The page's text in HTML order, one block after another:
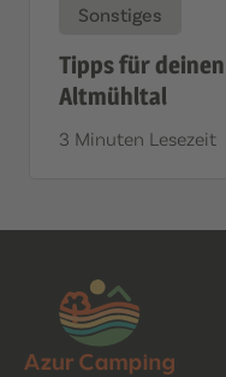
Sonstiges
Tipps für
Altmühltal
3 Minuten Lesezeit